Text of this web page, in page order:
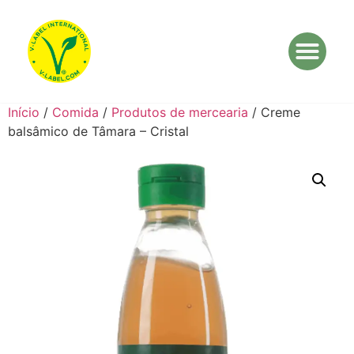
Início / Comida / Produtos de mercearia / Creme
balsâmico de Tâmara – Cristal